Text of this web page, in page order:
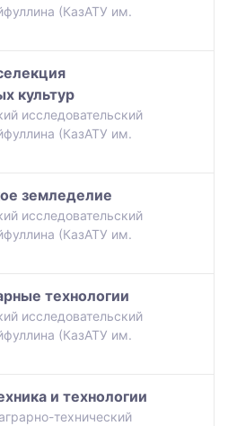
(КазАТУ им.
культур
исследовательский
(КазАТУ им.
земледелие
исследовательский
(КазАТУ им.
технологии
исследовательский
(КазАТУ им.
и технологии
технический